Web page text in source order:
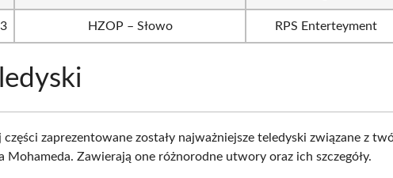
HZOP – Słowo RPS Enterteyment
zaprezentowane zostały najważniejsze teledyski związane z
Mohameda. Zawierają one różnorodne utwory oraz ich szczegóły.